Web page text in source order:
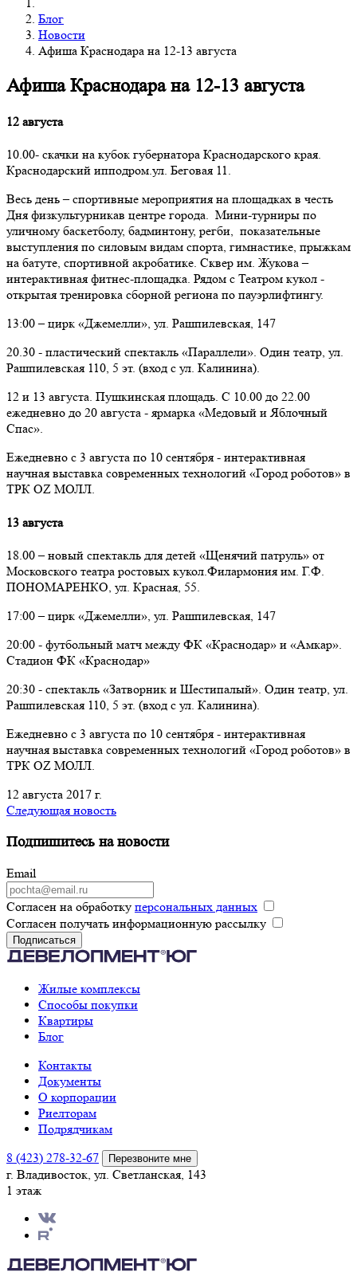
Блог
Новости
Афиша Краснодара на 12-13 августа
Афиша Краснодара на 12-13 августа
12 августа
10.00- скачки на кубок губернатора Краснодарского края.
Краснодарский ипподром.ул. Беговая 11.
Весь день – спортивные мероприятия на площадках в честь
Дня физкультурникав центре города. Мини-турниры по
уличному баскетболу, бадминтону, регби, показательные
выступления по силовым видам спорта, гимнастике, прыжкам
на батуте, спортивной акробатике. Сквер им. Жукова –
интерактивная фитнес-площадка. Рядом с Театром кукол -
открытая тренировка сборной региона по пауэрлифтингу.
13:00 – цирк «Джемелли», ул. Рашпилевская, 147
20.30 - пластический спектакль «Параллели». Один театр, ул.
Рашпилевская 110, 5 эт. (вход с ул. Калинина).
12 и 13 августа. Пушкинская площадь. С 10.00 до 22.00
ежедневно до 20 августа - ярмарка «Медовый и Яблочный
Спас».
Ежедневно с 3 августа по 10 сентября - интерактивная
научная выставка современных технологий «Город роботов» в
ТРК OZ МОЛЛ.
13 августа
18.00 – новый спектакль для детей «Щенячий патруль» от
Московского театра ростовых кукол.Филармония им. Г.Ф.
ПОНОМАРЕНКО, ул. Красная, 55.
17:00 – цирк «Джемелли», ул. Рашпилевская, 147
20:00 - футбольный матч между ФК «Краснодар» и «Амкар».
Стадион ФК «Краснодар»
20:30 - спектакль «Затворник и Шестипалый». Один театр, ул.
Рашпилевская 110, 5 эт. (вход с ул. Калинина).
Ежедневно с 3 августа по 10 сентября - интерактивная
научная выставка современных технологий «Город роботов» в
ТРК OZ МОЛЛ.
12 августа 2017 г.
Следующая новость
Подпишитесь на новости
Email
Согласен на обработку персональных данных
Согласен получать информационную рассылку
Подписаться
Жилые комплексы
Способы покупки
Квартиры
Блог
Контакты
Документы
О корпорации
Риелторам
Подрядчикам
8 (423) 278-32-67
Перезвоните мне
г. Владивосток, ул. Светланская, 143
1 этаж